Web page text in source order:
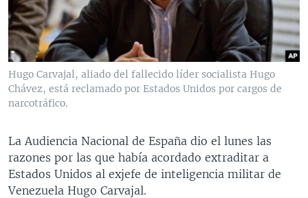
VENEZUELA
BRASIL
NICARAGUA
ECONOMÍA
ENTRETENIMIENTO Y CULTURA
TECNOLOGÍA
DEPORTES
MULTIMEDIA
VIDEOS
FOTOGRAFÍA
AUDIOS
PROGRAMAS TV
EL MUNDO AL DÍA
FORO INTERAMERICANO
LAS CLAVES
PANORAMA
RADIO
AVANCE INFORMATIVO
BUENOS DÍAS AMÉRICA
ESTADOS UNIDOS AL DÍA
EL MUNDO AL DÍA [RADIO]
DIRECT
Learning English
SÍGANOS
Hugo Carvajal, aliado del fallecido líder socialista Hugo
Chávez, está reclamado por Estados Unidos por cargos de
narcotráfico.
La Audiencia Nacional de España dio el lunes las
razones por las que había acordado extraditar a
Estados Unidos al exjefe de inteligencia militar de
Venezuela Hugo Carvajal.